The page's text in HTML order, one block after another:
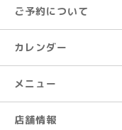
ご予約について
カレンダー
メニュー
店舗情報